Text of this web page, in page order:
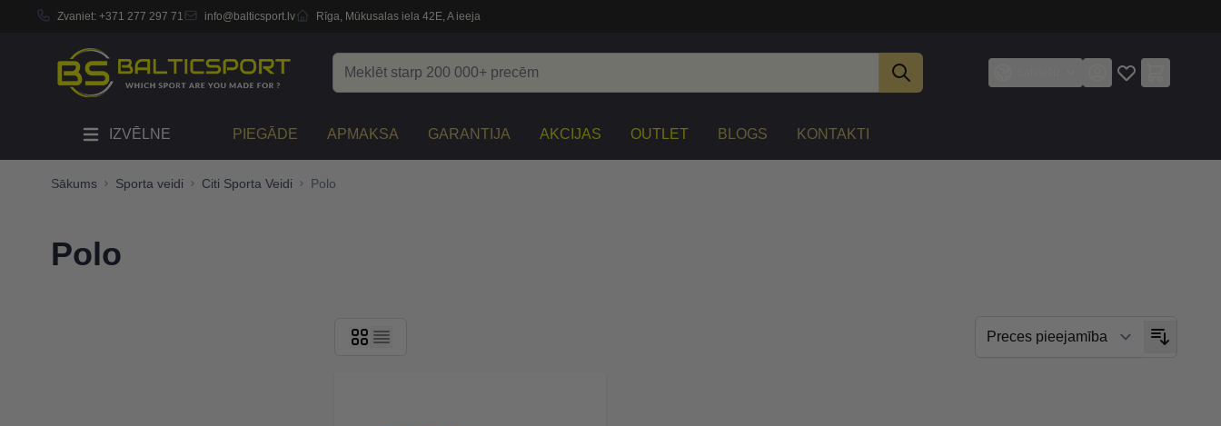
Zvaniet: +371 277 297 71 info@balticsport.lv Rīga, Mūkusalas iela 42E, A ieeja
IZVĒLNE PIEGĀDE APMAKSA GARANTIJA AKCIJAS OUTLET BLOGS KONTAKTI
Sākums Sporta veidi Citi Sporta Veidi Polo
Polo